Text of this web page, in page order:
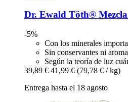
Dr. Ewald Töth®
-5%
Con los minerales
Sin conservantes ni
Según la teoría de luz
39,89 € 41,99 € (79,78 € / kg)
Entrega hasta el 18 agosto